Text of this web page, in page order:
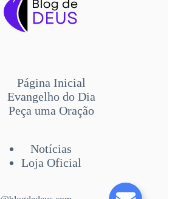
Página Inicial
Evangelho do Dia
Peça uma Oração
Notícias
Loja Oficial